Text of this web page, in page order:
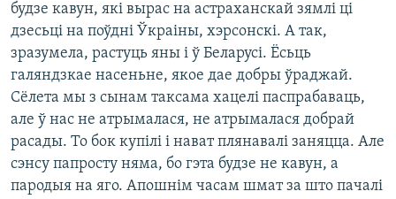
будзе кавун, які вырас на астраханскай зямлі ці
дзесьці на поўдні Ўкраіны, хэрсонскі. А так,
зразумела, растуць яны і ў Беларусі. Ёсьць
галяндзкае насеньне, якое дае добры ўраджай.
Сёлета мы з сынам таксама хацелі паспрабаваць,
але ў нас не атрымалася, не атрымалася добрай
расады. То бок купілі і нават плянавалі заняцца. Але
сэнсу папросту няма, бо гэта будзе не кавун, а
пародыя на яго. Апошнім часам шмат за што пачалі